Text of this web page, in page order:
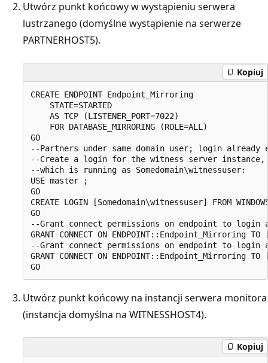
Utwórz punkt końcowy w wystąpieniu serwera
lustrzanego (domyślne wystąpienie na serwerze
PARTNERHOST5).
Kopiuj
CREATE ENDPOINT Endpoint_Mirroring
    STATE=STARTED
    AS TCP (LISTENER_PORT=7022)
    FOR DATABASE_MIRRORING (ROLE=ALL)
GO
--Partners under same domain user; login
--Create a login for the witness server
--which is running as Somedomain\witnessuser:
USE master ;
GO
CREATE LOGIN [Somedomain\witnessuser] FROM
GO
--Grant connect permissions on endpoint to
GRANT CONNECT ON ENDPOINT::Endpoint_Mirroring
--Grant connect permissions on endpoint to
GRANT CONNECT ON ENDPOINT::Endpoint_Mirroring
Utwórz punkt końcowy na instancji serwera monitora
(instancja domyślna na WITNESSHOST4).
Kopiuj